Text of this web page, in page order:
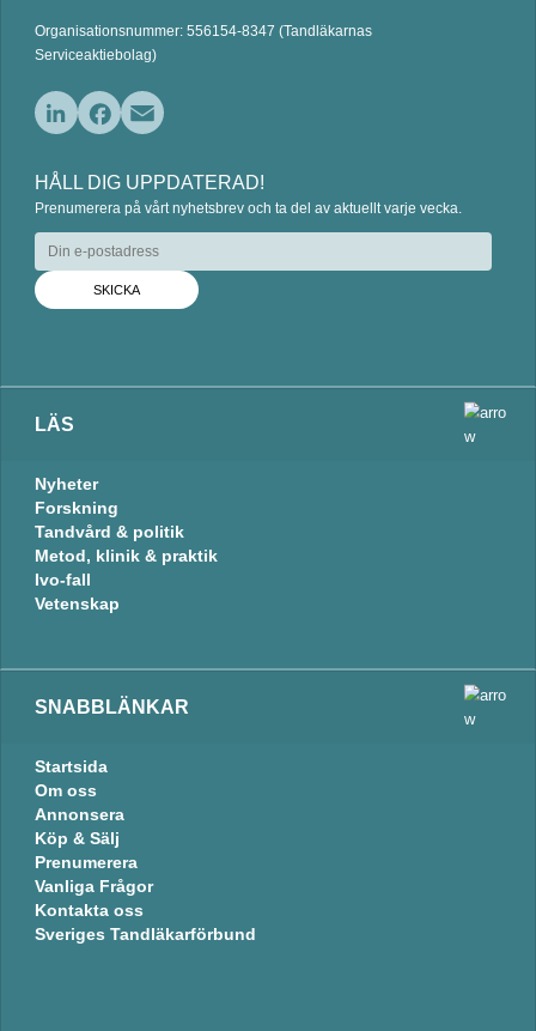
Organisationsnummer: 556154-8347 (Tandläkarnas
Serviceaktiebolag)
n
k
n
c
e
o
o
k
a
i
HÅLL DIG UPPDATERAD!
Prenumerera på vårt nyhetsbrev och ta del av aktuellt varje vecka.
LÄS
Nyheter
Forskning
Tandvård & politik
Metod, klinik & praktik
Ivo-fall
Vetenskap
SNABBLÄNKAR
Startsida
Om oss
Annonsera
Köp & Sälj
Prenumerera
Vanliga Frågor
Kontakta oss
Sveriges Tandläkarförbund